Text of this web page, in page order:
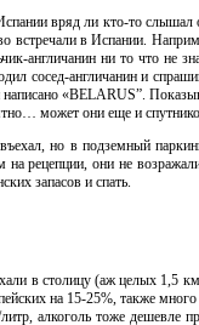
вряд ли кто-то слышал
встречали в Испании.
англичанин ни то что не
сосед-англичанин и
«BELARUS”.
может они еще и
но в подземный
на рецепции, они не
запасов и спать.
в столицу (аж целых 1,5
на 15-25%, также
алкоголь тоже